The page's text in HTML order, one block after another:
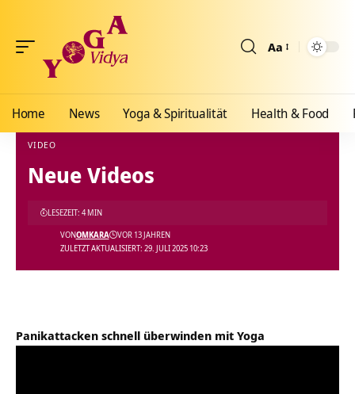
Aa
Home News Yoga & Spiritualität Health & Food
Yoga Vidya Blog - Yoga, Meditation und Ayurveda
VIDEO
Neue Videos
ZULETZT AKTUALISIERT: 29. JULI 2025 10:23
VONOMKARA VOR 13 JAHREN
LESEZEIT: 4 MIN
Panikattacken schnell überwinden mit Yoga